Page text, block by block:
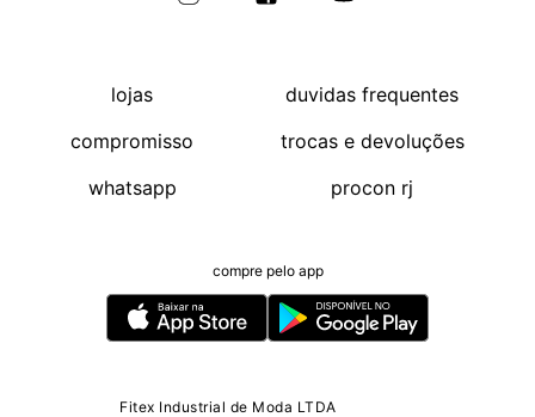
lojas
compromisso
whatsapp
duvidas frequentes
trocas e devoluções
procon rj
compre pelo app
Fitex Industrial de Moda LTDA